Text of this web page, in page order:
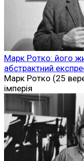
Марк Ротко: його
абстрактний
Марк Ротко (25
імперія